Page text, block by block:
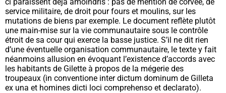
service militaire, de droit pour fours et moulins, sur les
mutations de biens par exemple. Le document reflète plutôt
une main-mise sur la vie communautaire sous le contrôle
étroit de sa cour qui exerce la basse justice. S’il ne dit rien
d’une éventuelle organisation communautaire, le texte y fait
néanmoins allusion en évoquant l’existence d’accords avec
les habitants de Gilette à propos de la mégerie des
troupeaux (in conventione inter dictum dominum de Gilleta
ex una et homines dicti loci comprehenso et declarato).